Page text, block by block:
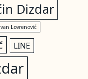
Dizdar
Lovrenović
LINE